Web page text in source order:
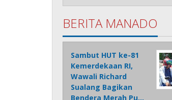
BERITA MANADO
Sambut HUT ke-81
Kemerdekaan RI,
Wawali Richard
Sualang Bagikan
Bendera Merah Pu…